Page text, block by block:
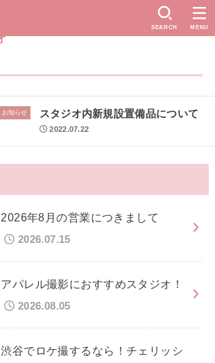
SEARCH MENU
お知らせ スタジオ内新規設置備品について
2022.07.22
2026年8月の営業につきまして
2026.07.15
アパレル撮影におすすめスタジオ！
2026.08.05
渋谷でロケ撮するなら！チェリッシ